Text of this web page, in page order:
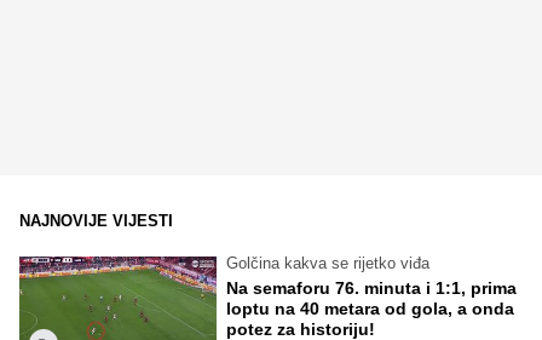
NAJNOVIJE VIJESTI
Golčina kakva se rijetko viđa
Na semaforu 76. minuta i 1:1, prima
loptu na 40 metara od gola, a onda
potez za historiju!